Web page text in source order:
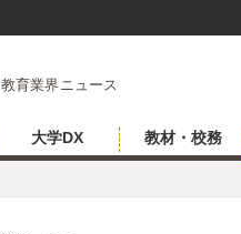
教育業界ニュース
大学DX 教材・校務